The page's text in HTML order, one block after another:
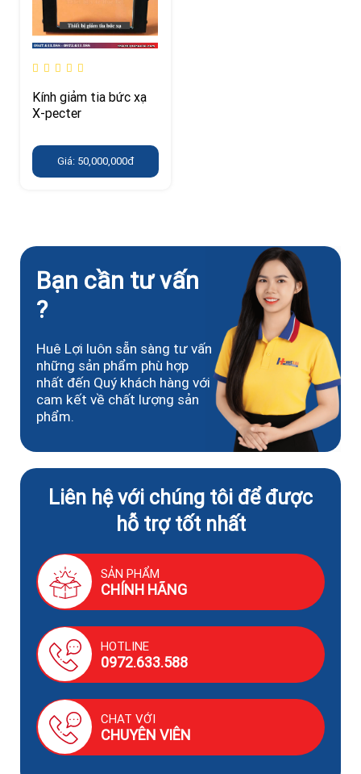
Kính giảm tia bức xạ
X-pecter
Giá: 50,000,000đ
Bạn cần tư vấn
?
Huê Lợi luôn sẵn sàng tư vấn
những sản phẩm phù hợp
nhất đến Quý khách hàng với
cam kết về chất lượng sản
phẩm.
Liên hệ với chúng tôi để được
hỗ trợ tốt nhất
SẢN PHẨM
CHÍNH HÃNG
HOTLINE
0972.633.588
CHAT VỚI
CHUYÊN VIÊN